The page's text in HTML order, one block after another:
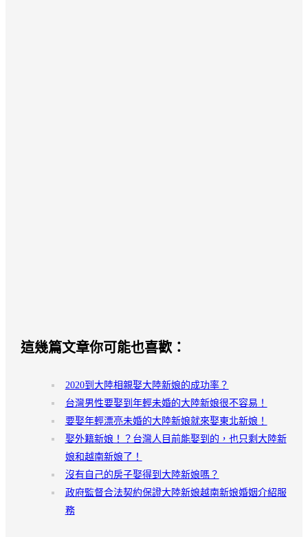
這幾篇文章你可能也喜歡：
2020到大陸相親娶大陸新娘的成功率？
台灣男性要娶到年輕未婚的大陸新娘很不容易！
要娶年輕漂亮未婚的大陸新娘就來娶東北新娘！
娶外籍新娘！？台灣人目前能娶到的，也只剩大陸新
娘和越南新娘了！
沒有自己的房子娶得到大陸新娘嗎？
政府監督合法契約保證大陸新娘越南新娘婚姻介紹服
務